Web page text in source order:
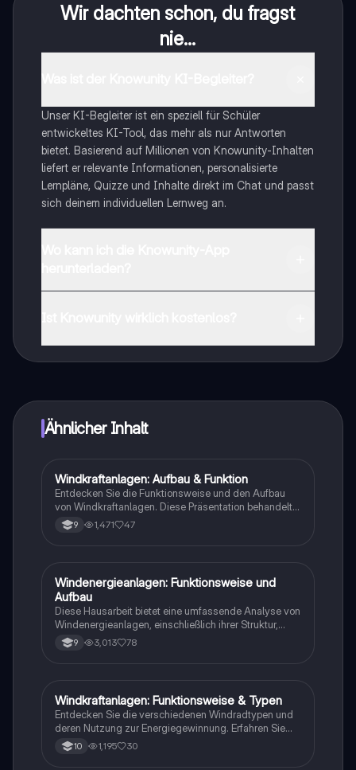
Wir dachten schon, du fragst
nie...
Unser KI-Begleiter ist ein speziell für Schüler
entwickeltes KI-Tool, das mehr als nur Antworten
bietet. Basierend auf Millionen von Knowunity-Inhalten
liefert er relevante Informationen, personalisierte
Lernpläne, Quizze und Inhalte direkt im Chat und passt
sich deinem individuellen Lernweg an.
Ähnlicher Inhalt
Physik
Windkraftanlagen: Aufbau & Funktion
Entdecken Sie die Funktionsweise und den Aufbau
von Windkraftanlagen. Diese Präsentation behandelt
die wichtigsten Komponenten wie Rotorblätter,
Gondel, Getriebe und Sicherheitsaspekte. Erfahren Sie
Studierende der erneuerbaren Energien und
Umweltwissenschaften.
9 1,471 47
Physik
Windenergieanlagen: Funktionsweise und
Aufbau
Diese Hausarbeit bietet eine umfassende Analyse von
Windenergieanlagen, einschließlich ihrer Struktur,
Funktionsweise und der Rolle des Generators.
Erfahren Sie, wie Wind in elektrische Energie
Energien und deren Technologien beschäftigen.
9 3,013 78
Physik
Windkraftanlagen: Funktionsweise & Typen
Entdecken Sie die verschiedenen Windradtypen und
deren Nutzung zur Energiegewinnung. Erfahren Sie
mehr über technische Eigenschaften wie
Antriebsprinzipien, Schnelllaufzahlen, Drehmoment
10 1,195 30